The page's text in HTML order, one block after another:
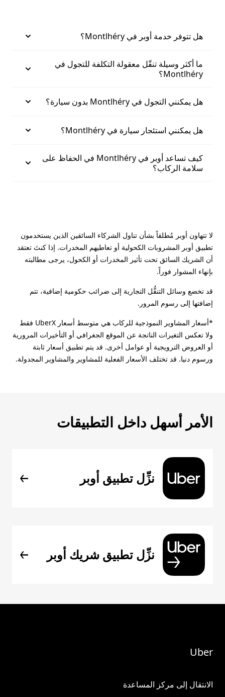
هل تتوفر خدمة أوبر في Montlhéry؟
ما أكثر وسيلة تنقّل معقولة التكلفة للتجول في
Montlhéry؟
هل يمكنني التجول في Montlhéry بدون سيارة؟
هل يمكنني استئجار سيارة في Montlhéry؟
كيف تساعد أوبر في Montlhéry في الحفاظ على
سلامة الركاب؟
لا تتهاون أوبر مُطلقاً بشأن تناول الشركاء السائقين الذين يستخدمون
تطبيق أوبر المشروبات الكحولية أو تعاطيهم المخدرات. إذا كنتَ تعتقد
أن الشريك السائق تحت تأثير المخدرات أو الكحول، يرجى مطالبته
بإنهاء المشوار فوراً.
قد تخضع وسائل التنقُّل التجارية إلى ضرائب حكومية إضافية، تتم
إضافتها إلى رسوم المرور.
*أسعار المشاوير النموذجية للركاب هي متوسط أسعار UberX فقط
ولا تعكس التغيرات الناتجة عن الموقع الجغرافي أو التأخيرات المرورية
أو العروض الترويجية أو عوامل أخرى. قد يتم تطبيق أسعار ثابتة
ورسوم دنيا. قد تختلف الأسعار الفعلية للمشاوير والمشاوير المجدولة.
الأمر أسهل داخل التطبيقات
نزِّل تطبيق أوبر
نزِّل تطبيق شريك أوبر
Uber
الانتقال إلى مركز المساعدة